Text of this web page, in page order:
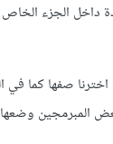
الجزء الخاص
صفها كما في
المبرمجين